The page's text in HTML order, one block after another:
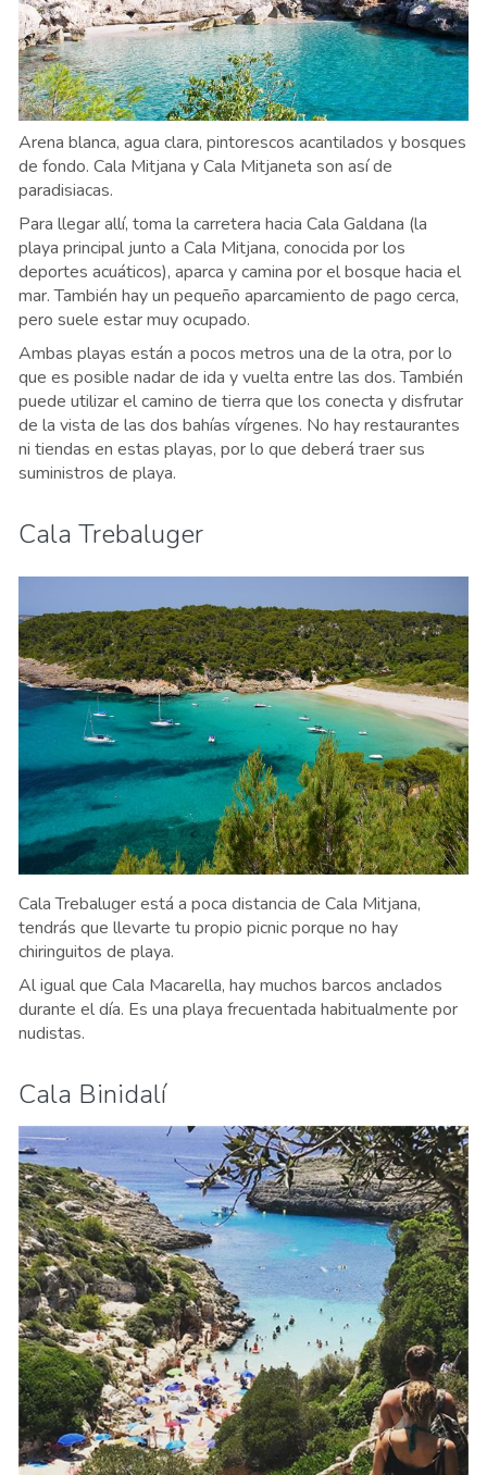
Arena blanca, agua clara, pintorescos acantilados y bosques
de fondo. Cala Mitjana y Cala Mitjaneta son así de
paradisiacas.
Para llegar allí, toma la carretera hacia Cala Galdana (la
playa principal junto a Cala Mitjana, conocida por los
deportes acuáticos), aparca y camina por el bosque hacia el
mar. También hay un pequeño aparcamiento de pago cerca,
pero suele estar muy ocupado.
Ambas playas están a pocos metros una de la otra, por lo
que es posible nadar de ida y vuelta entre las dos. También
puede utilizar el camino de tierra que los conecta y disfrutar
de la vista de las dos bahías vírgenes. No hay restaurantes
ni tiendas en estas playas, por lo que deberá traer sus
suministros de playa.
Cala Trebaluger
Cala Trebaluger está a poca distancia de Cala Mitjana,
tendrás que llevarte tu propio picnic porque no hay
chiringuitos de playa.
Al igual que Cala Macarella, hay muchos barcos anclados
durante el día. Es una playa frecuentada habitualmente por
nudistas.
Cala Binidalí